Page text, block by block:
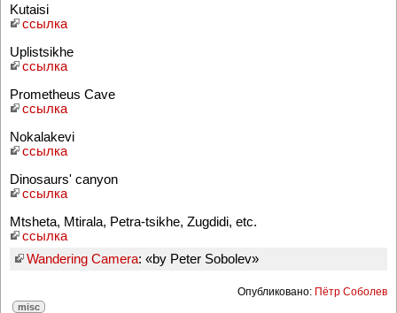
Kutaisi
ссылка
Uplistsikhe
ссылка
Prometheus Cave
ссылка
Nokalakevi
ссылка
Dinosaurs' canyon
ссылка
Mtsheta, Mtirala, Petra-tsikhe, Zugdidi, etc.
ссылка
Wandering Camera: «by Peter Sobolev»
Опубликовано: Пётр Соболев
misc